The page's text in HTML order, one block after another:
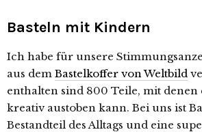
Basteln mit Kindern
Ich habe für unsere
aus dem Bastelkoffer von Weltbild
enthalten sind 800 Teile, mit denen
kreativ austoben kann. Bei uns ist
Bestandteil des Alltags und eine